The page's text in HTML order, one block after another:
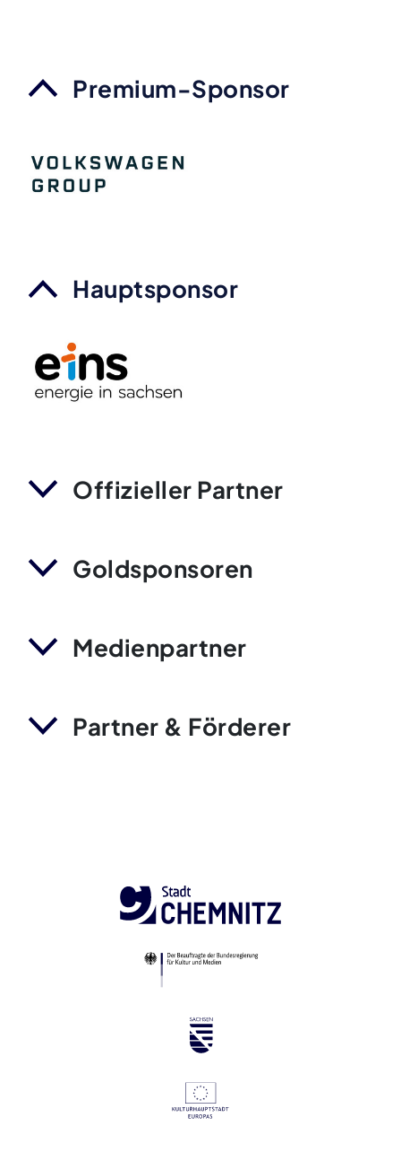
Premium-Sponsor
Hauptsponsor
Offizieller Partner
Goldsponsoren
Medienpartner
Partner & Förderer